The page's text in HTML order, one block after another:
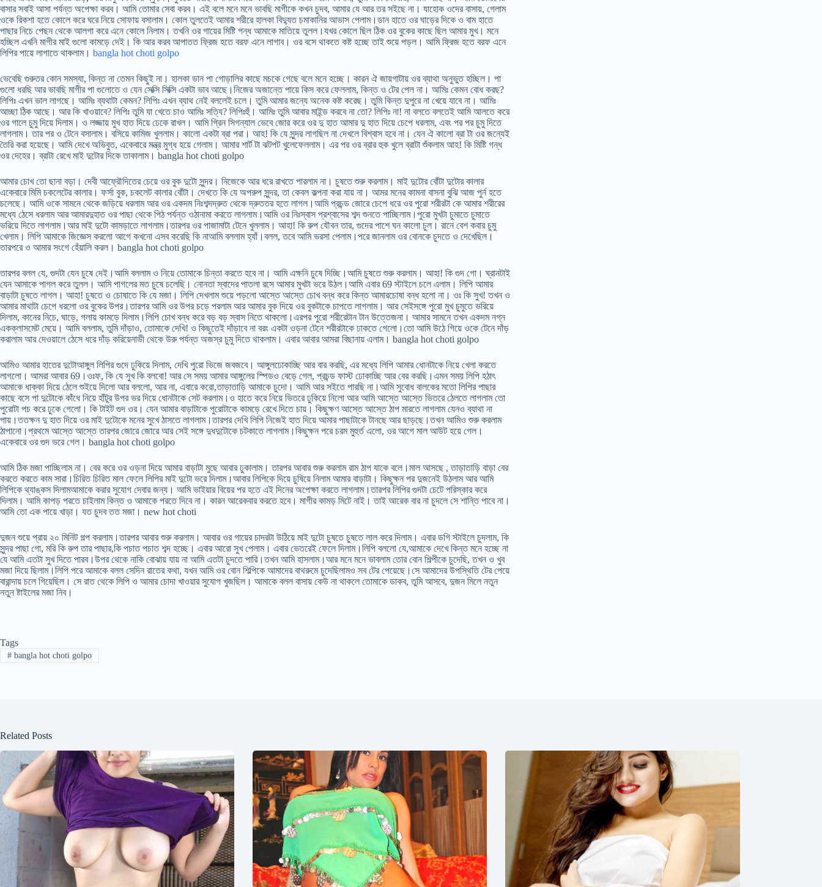
বাসার সবাই আসা পর্যন্ত অপেক্ষা করব। আমি তোমার সেবা করব। এই বলে মনে মনে ভাবছি মাগীকে কখন চুদব, আমার যে আর তর সইছে না। যাহোক ওদের বাসায়, গেলাম
ওকে রিকশা হতে কোলে করে ঘরে নিয়ে সোফায় বসালাম। কোল তুলতেই আমার শরীরে হালকা বিদ্যুত চমাকানির আভাস পেলাম।ডান হাতে ওর ঘাড়ের দিকে ও বাম হাতে
পাছার নিচে পেছন থেকে আলগা করে এনে কোলে নিলাম। তখনি ওর গায়ের মিষ্টি গন্ধ আমাকে মাতিয়ে তুলল।যখর কোলে ছিল ঠিক ওর বুকের কাছে ছিল আমার মুখ। মনে
হচ্ছিল এখনি মাগীর মাই গুলো কামড়ে দেই। কি আর করব আপাতত ফ্রিজ হতে বরফ এনে লাগাব। ওর বসে থাকতে কষ্ট হচ্ছে তাই শুয়ে পড়ল। আমি ফ্রিজ হতে বরফ এনে
লিপির পায়ে লাগাতে থাকলাম। bangla hot choti golpo
ভেবেছি গুরুতর কোন সমস্যা, কিন্ত না তেমন কিছুই না। হালকা ডান পা গোড়ালির কাছে মচকে গেছে বলে মনে হচ্ছে। কারন ঐ জায়গাটায় ওর ব্যাথা অনুভুত হচ্ছিল। পা
গুলো ধরছি আর ভাবছি মাগীর পা গুলোতে ও যেন সেক্সি সিক্সি একটা ভাব আছে।নিজের অজান্তে পায়ে কিস করে ফেললাম, কিন্ত ও টের পেল না। আমিঃ কেমন বোধ করছ?
লিপিঃ এখন ভাল লাগছে। আমিঃ ব্যথাটা কেমন? লিপিঃ এখন ব্যাথ নেই বললেই চলে। তুমি আমার জন্যে অনেক কষ্ট করেছ। তুমি কিন্ত দুপুরে না খেয়ে যাবে না। আমিঃ
আচ্ছা ঠিক আছে। আর কি খাওয়াবে? লিপিঃ তুমি যা খেতে চাও আমিঃ সত্যি? লিপিঃহুঁ। আমিঃ তুমি আবার মাইন্ড করবে না তো? লিপিঃ না! না বলতে বলতেই আমি আলতে করে
ওর গালে চুমু দিয়ে দিলাম। ও লজ্জায় মুখ হাত দিয়ে ঢেকে রাখল। আমি গ্রিন সিগন্যাল ভেবে জোর করে ওর দু হাত আমার দু হাত দিয়ে চেপে ধরলাম, এবং পর পর চুমু দিতে
লাগলাম। তার পর ও টেনে বসালাম। বসিয়ে কামিজ খুললাম। কালো একটা ব্রা পরা। আহ! কি যে সুন্দর লাগছিল না দেখলে বিশ্বাস হবে না। যেন ঐ কালো ব্রা টা ওর জন্যেই
তৈরি করা হয়েছে। আমি দেখে অভিবুত, একেবারে মন্ত্র মুগ্ধ হয়ে গেলাম। আমার শার্ট টা ঝটপট খুলেফেললাম। এর পর ওর ব্রার হুক খুলে ব্রাটা শুঁকলাম আহ! কি মিষ্টি গন্ধ
ওর দেহের। ব্রাটা রেখে মাই দুটোর দিকে তাকালাম। bangla hot choti golpo
আমার চোখ তো ছানা বড়া। দেবী আফ্রৌদিতের চেয়ে ওর বুক দুটো সুন্দর। নিজেকে আর ধরে রাখতে পারলাম না। চুষতে শুরু করলাম। মাই দুটোর বোঁটা দুটোর কালার
একেবারে মিমি চকলেটের কালার। ফর্সা বুক, চকলেট কালার বোঁটা। দেখতে কি যে অপরুপ সুন্দর, তা কেবল কল্পনা করা যায় না। আমর মনের কামনা বাসনা বুঝি আজ পুর্ন হতে
চলেছে। আমি ওকে সামনে থেকে জড়িয়ে ধরলাম আর ওর একদম নিঃশব্দদ্রুত থেকে দ্রুততর হতে লাগল।আমি প্রচন্ড জোরে চেপে ধরে ওর পুরো শরীরটা কে আমার শরীরের
মধ্যে ঠেসে ধরলাম আর আমারদুহাত ওর পাছা থেকে পিঠ পর্যন্ত ওঠানামা করতে লাগলাম।আমি ওর নিঃস্বাস প্রশ্বাসের শব্দ শুনতে পাচ্ছিলাম।পুরো মুখটা চুমাতে চুমাতে
ভরিয়ে দিতে লাগলাম।আর মাই দুটো কামড়াতে লাগলাম।তারপর ওর পাজামাটা টেনে খুললাম। আহা! কি রুপ যৌবন তার, গুদের পাশে ঘন কালো চুল। রানে বেশ কবার চুমু
খেলাম। লিপি আমাকে জিজ্ঞেস করলো আগে কখনো এসব করেছি কি নাআমি বললাম হ্যাঁ।বলল, তবে আমি ভরসা পেলাম।পরে জানলাম ওর বোনকে চুদতে ও দেখেছিল।
তারপরে ও আমার সংগে হেঁয়ালি করল। bangla hot choti golpo
তারপর বলল যে, গুদটা যেন চুষে দেই।আমি বললাম ও নিয়ে তোমাকে চিন্তা করতে হবে না। আমি এক্ষনি চুষে দিচ্ছি।আমি চুষতে শুরু করলাম। আহা! কি গুদ গো। ঘ্রানটাই
যেন আমাকে পাগল করে তুলল। আমি পাগলের মত চুষে চলেছি। নোনতা স্বাদের পাতলা রসে আমার মুখটা ভরে উঠল।আমি এবার 69 স্টাইলে চলে এলাম। লিপি আমার
বাড়াটা চুষতে লাগল। আহা! চুষতে ও চোষাতে কি যে মজা। লিপি দেখলাম শুয়ে পড়লো আস্তে আস্তে চোখ বন্ধ করে কিন্ত আমারচোষা বন্ধ হলো না। ওঃ কি সুখ! তখন ও
আমার মাথাটা চেপে ধরলো ওর বুকের উপর।তারপর আমি ওর উপর চড়ে পরলাম আর আমার বুক দিয়ে ওর বুকটাকে চাপতে লাগলাম। আর সেইসঙ্গে পুরো মুখ চুমুতে ভরিয়ে
দিলাম, কানের নিচে, ঘাড়ে, গলায় কামড়ে দিলাম।লিপি চোখ বন্ধ করে বড় বড় স্বাস নিতে থাকলো।এরপর পুরো শরীরেটান টান উত্তেজনা। আমার সামনে তখন একদম নগ্ন
একক্লাসমেট মেয়ে। আমি বললাম, তুমি দাঁড়াও, তোমাকে দেখি! ও কিছুতেই দাঁড়াবে না বরং একটা ওড়না টেনে শরীরটাকে ঢাকতে গেলো।তো আমি উঠে গিয়ে ওকে টেনে দাঁড়
করালাম আর দেওয়ালে ঠেসে ধরে দাঁড় করিয়েনাভী থেকে উরু পর্যন্ত অজস্র চুমু দিতে থাকলাম। এবার আবার আমরা বিছানায় এলাম। bangla hot choti golpo
আমিও আমার হাতের দুটোআঙ্গুল লিপির গুদে ঢুকিয়ে দিলাম, দেখি পুরো ভিজে জবজবে। আঙ্গুলঢোকাচ্ছি আর বার করছি, এর মধ্যে লিপি আমার ধোনটাকে নিয়ে খেলা করতে
লাগলো। আমরা আবার 69।ওঃফ, কি যে সুখ কি বলবো! আর সে সময় আমার আঙ্গুলের স্পিডও বেড়ে গেল, প্রচন্ড ফাস্ট ঢোকাচ্ছি আর বের করছি।এমন সময় লিপি হঠাৎ
আমাকে ধাক্কা দিয়ে ঠেলে শুইয়ে দিলো আর বললো, আর না, এবারে করো,তাড়াতাড়ি আমাকে চুদো। আমি আর সইতে পারছি না।আমি সুবোধ বালকের মতো লিপির পাছার
কাছে বসে পা দুটোকে কাঁধে নিয়ে হাঁটুর উপর ভর দিয়ে ধোনটাকে সেট করলাম।ও হাতে করে নিয়ে ভিতরে ঢুকিয়ে নিলো আর আমি আস্তে আস্তে ভিতরে ঠেলতে লাগলাম তো
পুরোটা পচ করে ঢুকে গেলো। কি টাইট গুদ ওর। যেন আমার বাড়াটাকে পুরোটাকে কামড়ে রেখে দিতে চায়। কিছুক্ষণ আস্তে আস্তে ঠাপ মারতে লাগলাম যেনও ব্যাথা না
পায়।ততক্ষন দু হাত দিয়ে ওর মাই দুটোকে মনের সুখে ঠাসতে লাগলাম।তারপর দেখি লিপি নিজেই হাত দিয়ে আমার পাছাটাকে টানছে আর ছাড়ছে।তখন আমিও শুরু করলাম
ঠাপানো।প্রথমে আস্তে আস্তে তারপর জোরে জোরে আর সেই সঙ্গে দুধদুটোকে চটকাতে লাগলাম।কিছুক্ষন পরে চরম মুহুর্ত এলো, ওর আগে মাল আউট হয়ে গেল।
একেবারে ওর গুদ ভরে গেল। bangla hot choti golpo
আমি ঠিক মজা পাচ্ছিলাম না। বের করে ওর ওড়না দিয়ে আমার বাড়াটা মুছে আবার ঢুকালাম। তারপর আবার শুরু করলাম রাম ঠাপ যাকে বলে।মাল আসছে , তাড়াতাড়ি বাড়া বের
করতে করতে কাম সারা।চিরিত চিরিত মাল ফেলে লিপির মাই দুটো ভরে দিলাম।আবার লিপিকে দিয়ে চুষিয়ে নিলাম আমার বাড়াটা। কিছুক্ষন পর দুজনেই উঠলাম আর আমি
লিপিকে থ্যাঙ্কস দিলামআমাকে করার সুযোগ দেবার জন্য। আমি ভাইয়ার বিয়ের পর হতে এই দিনের অপেক্ষা করতে লাগলাম।তারপর লিপির গুদটা চেটে পরিস্কার করে
দিলাম। আমি কাপড় পরতে চাইলাম কিন্ত ও আমাকে পরতে দিবে না। কারন আরেকবার করতে হবে। মাগীর কামড় মিটে নাই। তাই আরেক বার না চুদলে সে শান্তি পাবে না।
আমি তো এক পায়ে খাড়া। যত চুদব তত মজা। new hot choti
দুজন শুয়ে প্রায় ২০ মিনিট গল্প করলাম।তারপর আবার শুরু করলাম। আবার ওর গায়ের চাদরটা উঠিয়ে মাই দুটো চুষতে চুষতে লাল করে দিলাম। এবার ডগি স্টাইলে চুদলাম, কি
সুন্দর পাছা গো, মরি কি রুপ তার পাছার,কি পচাত পচাত শব্দ হচ্ছে। এবার আরো সুখ পেলাম। এবার ভেতরেই ফেলে দিলাম।লিপি বললো যে,আমাকে দেখে কিন্ত মনে হচ্ছে না
যে আমি এতটা সুখ দিতে পারব।উপর থেকে নাকি বোঝায় যায় না আমি এতটা চুদতে পারি।তখন আমি হাসলাম।আর মনে মনে ভাবলাম তোর বোন শিল্পীকে চুদেছি, তখন ও খুব
মজা দিয়ে ছিলাম।লিপি পরে আমাকে বলল সেদিন রাতের কথা, যখন আমি ওর বোন শিল্পিকে আমাদের বাথরুমে চুদেছিলামও সব টের পেয়েছে।সে আমাদের উপস্থিতি টের পেয়ে
বারান্দায় চলে গিয়েছিল। সে রাত থেকে লিপি ও আমার চোদা খাওয়ার সুযোগ খুজছিল। আমাকে বলল বাসায় কেউ না থাকলে তোমাকে ডাকব, তুমি আসবে, দুজন মিলে নতুন
নতুন ষ্টাইলের মজা নিব।
Tags
#bangla hot choti golpo
Related Posts